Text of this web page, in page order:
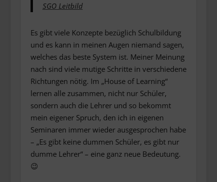
SGO Leitbild
Es gibt viele Konzepte bezüglich Schulbildung
und es kann in meinen Augen niemand sagen,
welches das beste System ist. Meiner Meinung
nach sind viele mutige Schritte in verschiedene
Richtungen nötig. Im „House of Learning“
lernen alle zusammen, nicht nur Schüler,
sondern auch die Lehrer und so bekommt
mein eigener Spruch, den ich in eigenen
Seminaren immer wieder ausgesprochen habe
– „Es gibt keine dummen Schüler, es gibt nur
dumme Lehrer“ – eine ganz neue Bedeutung.
😉